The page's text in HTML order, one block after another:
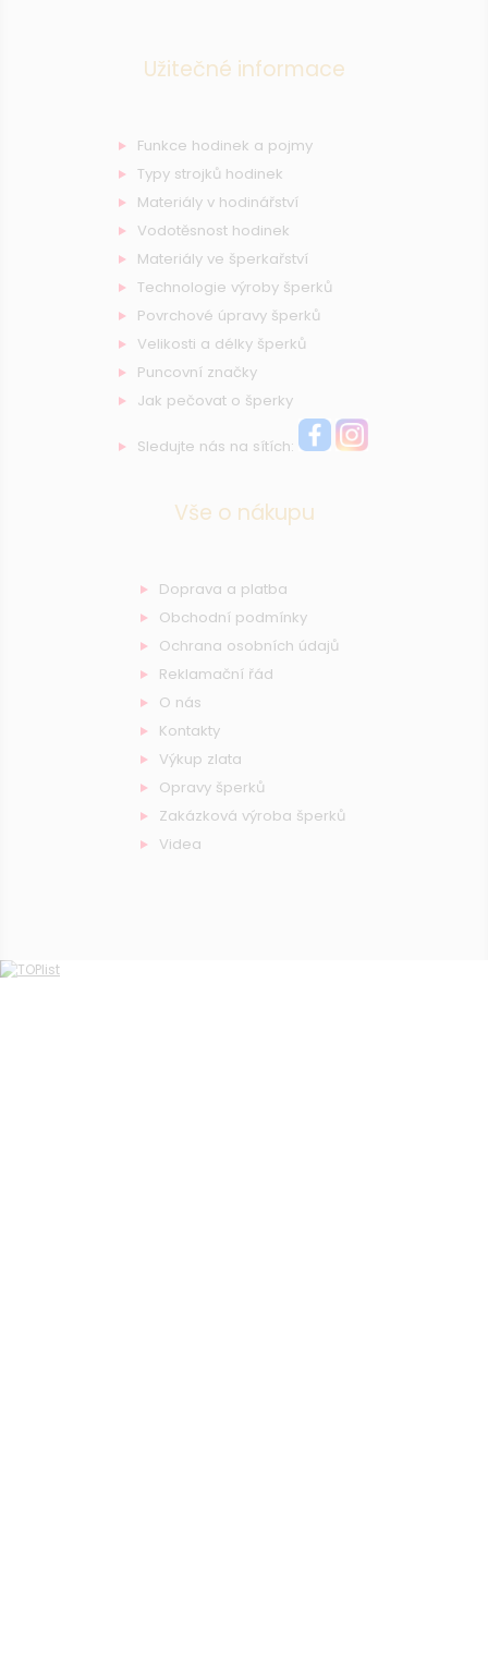
Užitečné informace
Funkce hodinek a pojmy
Typy strojků hodinek
Materiály v hodinářství
Vodotěsnost hodinek
Materiály ve šperkařství
Technologie výroby šperků
Povrchové úpravy šperků
Velikosti a délky šperků
Puncovní značky
Jak pečovat o šperky
Sledujte nás na sítích:
Vše o nákupu
Doprava a platba
Obchodní podmínky
Ochrana osobních údajů
Reklamační řád
O nás
Kontakty
Výkup zlata
Opravy šperků
Zakázková výroba šperků
Videa